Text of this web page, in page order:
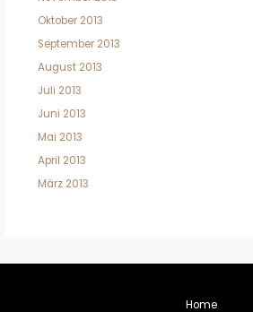
Oktober 2013
September 2013
August 2013
Juli 2013
Juni 2013
Mai 2013
April 2013
März 2013
Home